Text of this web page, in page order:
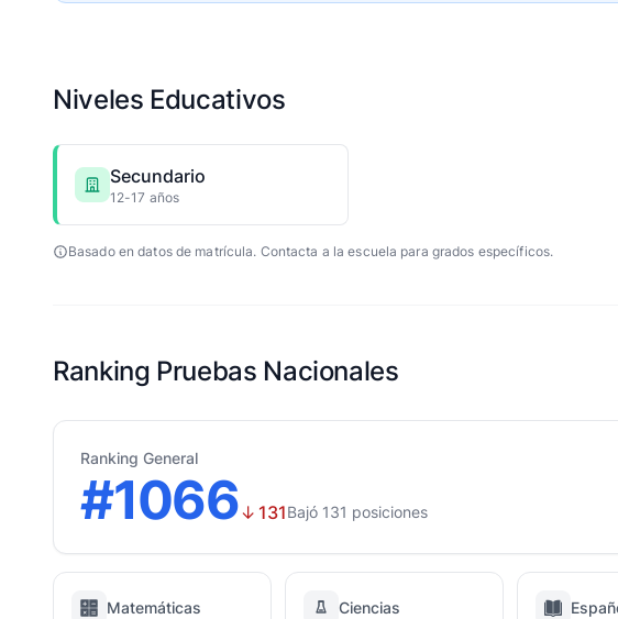
Niveles Educativos
Secundario
12-17 años
Basado en datos de matrícula. Contacta a la escuela para grados específicos.
Ranking Pruebas Nacionales
Ranking General
#1066↓ 131Bajó 131 posiciones
Matemáticas Ciencias